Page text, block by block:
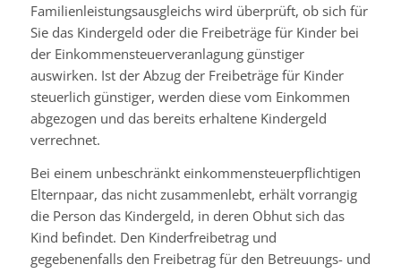
Familienleistungsausgleichs wird überprüft, ob sich für
Sie das Kindergeld oder die Freibeträge für Kinder bei
der Einkommensteuerveranlagung günstiger
auswirken. Ist der Abzug der Freibeträge für Kinder
steuerlich günstiger, werden diese vom Einkommen
abgezogen und das bereits erhaltene Kindergeld
verrechnet.
Bei einem unbeschränkt einkommensteuerpflichtigen
Elternpaar, das nicht zusammenlebt, erhält vorrangig
die Person das Kindergeld, in deren Obhut sich das
Kind befindet. Den Kinderfreibetrag und
gegebenenfalls den Freibetrag für den Betreuungs- und